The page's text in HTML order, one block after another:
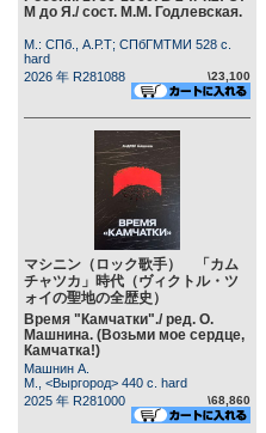
М до Я./ сост. М.М. Годлевская.
М.: СПб., А.Р.Т; СПбГМТМИ 528 c.
hard
2026 年 R281088
\23,100
マシニン（ロック歌手） 「カム
チャツカ」時代（ヴィクトル・ツ
ォイの聖地の全歴史）
Время "Камчатки"./ ред. О.
Машнина. (Возьми мое сердце,
Камчатка!)
Машнин А.
М., <Выргород> 440 c. hard
2025 年 R281000
\68,860